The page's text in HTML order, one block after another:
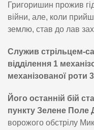
Григоришин прожив
війни, але, коли
землю, став до лав
Служив стрільцем-
відділення 1
механізованої роти
Його останній бій
пункту Зелене Поле
ворожого обстрілу